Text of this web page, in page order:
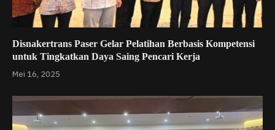
Disnakertrans Paser Gelar Pelatihan Berbasis Kompetensi
untuk Tingkatkan Daya Saing Pencari Kerja
Mei 16, 2025